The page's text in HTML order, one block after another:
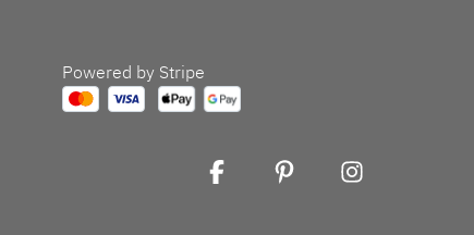
Powered by Stripe